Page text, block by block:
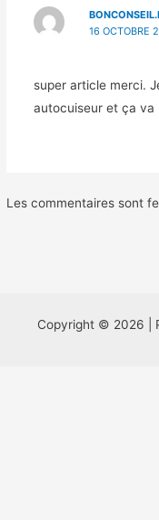
16 OCTOBRE
super article merci.
autocuiseur et ça va
Les commentaires sont
Copyright © 2026 |